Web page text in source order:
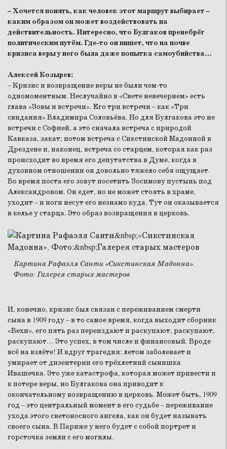
– Хочется понять, как человек этот маршрут выбирает –
каким образом он может воздействовать на
действительность. Интересно, что Булгаков пренебрёг
политическим путём. Где-то он пишет, что на почве
кризиса веры у него была даже попытка самоубийства…
Алексей Козырев:
– Кризис и возвращение веры не были чем-то
одномоментным. Неслучайно в «Свете невечернем» есть
глава «Зовы и встречи». Его три встречи – как «Три
свидания» Владимира Соловьёва. Но для Булгакова это не
встречи с Софией, а это сначала встреча с природой
Кавказа, закат; потом встреча с Сикстинской Мадонной в
Дрездене и, наконец, встреча со старцем, которая как раз
происходит во время его депутатства в Думе, когда в
духовном отношении он довольно тяжело себя ощущает.
Во время поста его зовут посетить Зосимову пустынь под
Александровом. Он едет, но не может стоять в храме,
уходит – и ноги несут его незнамо куда. Тут он оказывается
в келье у старца. Это образ возвращения в церковь.
Картина Рафаэля Санти «Сикстинская Мадонна».
Фото: Галерея старых мастеров
И, конечно, кризис был связан с переживанием смерти
сына в 1909 году – в то самое время, когда выходит сборник
«Вехи», его пять раз переиздают и раскупают, раскупают,
раскупают… Это успех, в том числе и финансовый. Вроде
всё на взлёте! И вдруг трагедия: летом заболевает и
умирает от дизентерии его трёхлетний сынишка
Ивашечка. Это уже катастрофа, которая может привести и
к потере веры, но Булгакова она приводит к
окончательному возвращению в церковь. Может быть, 1909
год – это центральный момент в его судьбе – переживание
ухода этого светоносного ангела, как он будет называть
своего сына. В Париже у него будет с собой портрет и
горсточка земли с его могилы.